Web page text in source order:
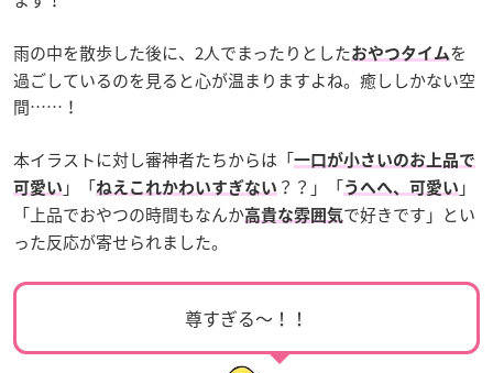
雨の中を散歩した後に、2人でまったりとしたおやつタイムを
過ごしているのを見ると心が温まりますよね。癒ししかない空
間……！
本イラストに対し審神者たちからは「一口が小さいのお上品で
可愛い 」「ねえこれかわいすぎない ？？」「うへへ、可愛い 」
「上品でおやつの時間もなんか高貴な雰囲気で好きです」とい
った反応が寄せられました。
尊すぎる〜！！